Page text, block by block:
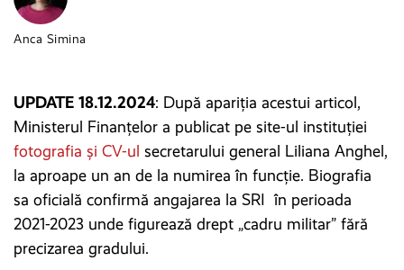
Anca Simina
UPDATE 18.12.2024: După apariția acestui articol,
Ministerul Finanțelor a publicat pe site-ul instituției
fotografia și CV-ul secretarului general Liliana Anghel,
la aproape un an de la numirea în funcție. Biografia
sa oficială confirmă angajarea la SRI în perioada
2021-2023 unde figurează drept „cadru militar” fără
precizarea gradului.